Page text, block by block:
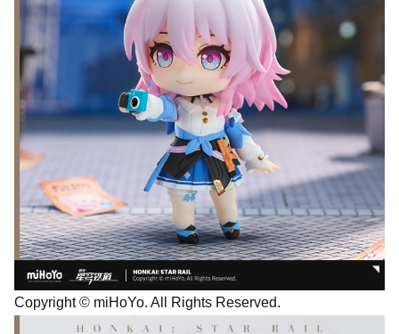
Copyright © miHoYo. All Rights Reserved.